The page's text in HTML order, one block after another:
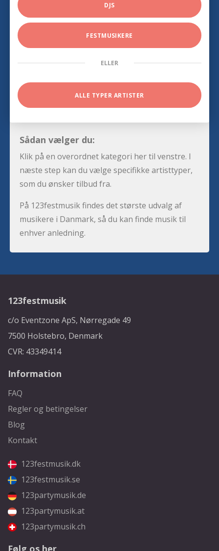
DJS
FESTMUSIKERE
ELLER
ALLE TYPER ARTISTER
Sådan vælger du:
Klik på en overordnet kategori her til venstre. I
næste step kan du vælge specifikke artisttyper,
som du ønsker tilbud fra.
På 123festmusik findes det største udvalg af
musikere i Danmark, så du kan finde musik til
enhver anledning.
123festmusik
c/o Eventzone ApS, Nørregade 49
7500 Holstebro, Denmark
CVR: 43349414
Information
FAQ
Regler og betingelser
Blog
Kontakt
123festmusik.dk
123festmusik.se
123partymusik.de
123partymusik.at
123partymusik.ch
Følg os her